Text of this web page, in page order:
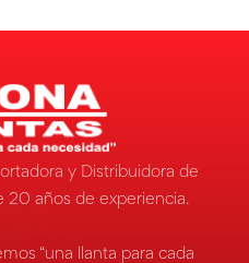
y Distribuidora de
20 años de experiencia.
“una llanta para cada